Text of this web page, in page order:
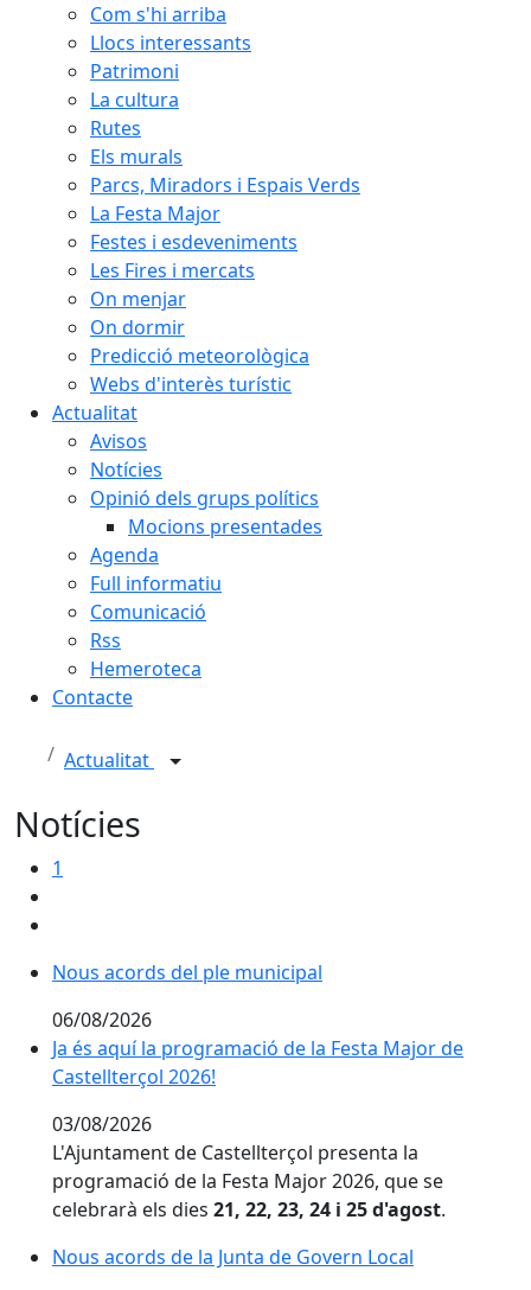
Com s'hi arriba
Llocs interessants
Patrimoni
La cultura
Rutes
Els murals
Parcs, Miradors i Espais Verds
La Festa Major
Festes i esdeveniments
Les Fires i mercats
On menjar
On dormir
Predicció meteorològica
Webs d'interès turístic
Actualitat
Avisos
Notícies
Opinió dels grups polítics
Mocions presentades
Agenda
Full informatiu
Comunicació
Rss
Hemeroteca
Contacte
Actualitat
Notícies
1
Nous acords del ple municipal
Nous acords del ple municipal
06/08/2026
Ja és aquí la programació de la Festa Major de
Ja és aquí la programació de la Festa Major de
Castellterçol 2026!
03/08/2026
L'Ajuntament de Castellterçol presenta la
programació de la Festa Major 2026, que se
celebrarà els dies 21, 22, 23, 24 i 25 d'agost.
Nous acords de la Junta de Govern Local
Nous acords de la Junta de Govern Local